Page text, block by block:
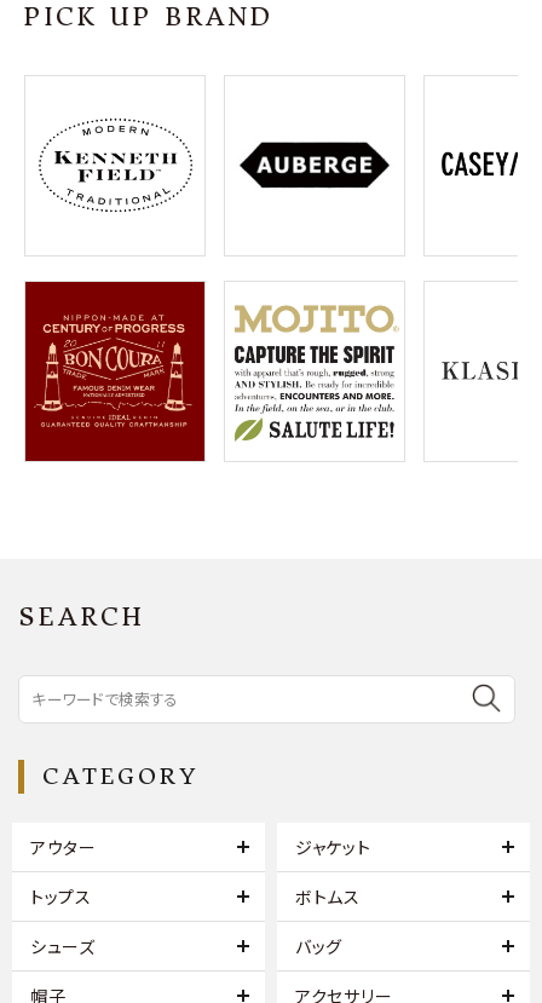
INFORMATION
ご利用ガイド
プライバシーポリシー
特定商取引法について
お問い合わせ
OFFICIAL WEB SITE
ACCOUNT MENU
ようこそ ゲスト 様
meeting_room ログイン 会員登録
PICK UP BRAND
SEARCH
CATEGORY
アウター ジャケット
トップス ボトムス
シューズ バッグ
帽子 アクセサリー